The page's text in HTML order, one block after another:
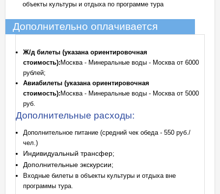
объекты культуры и отдыха по программе тура
Дополнительно оплачивается
Ж/д билеты (указана ориентировочная
стоимость): Москва - Минеральные воды - Москва от 6000
рублей;
Авиабилеты (указана ориентировочная
стоимость): Москва - Минеральные воды - Москва от 5000
руб.
Дополнительные расходы:
Дополнительное питание (средний чек обеда - 550 руб./
чел.)
Индивидуальный трансфер;
Дополнительные экскурсии;
Входные билеты в объекты культуры и отдыха вне
программы тура.